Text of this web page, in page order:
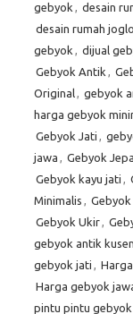
gebyok , desain
desain rumah
gebyok , dijual
Gebyok Antik ,
Original, gebyok
harga gebyok
Gebyok Jati ,
jawa , Gebyok
Gebyok kayu jati ,
Minimalis ,
Gebyok Ukir,
gebyok antik
gebyok jati ,
Harga gebyok
pintu pintu gebyok